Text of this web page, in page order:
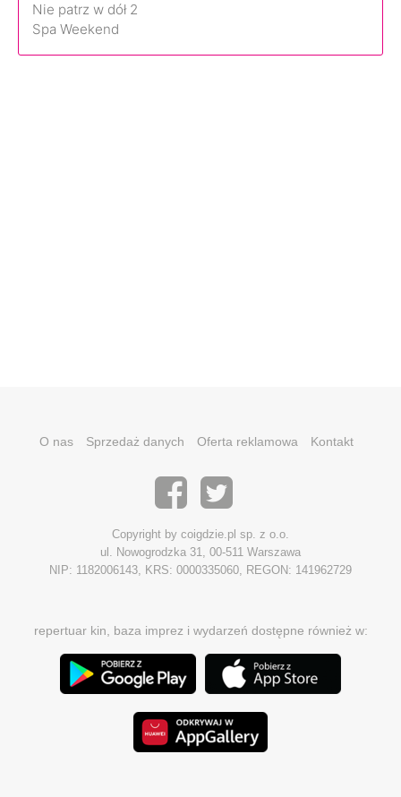
Nie patrz w dół 2
Spa Weekend
O nas Sprzedaż danych Oferta reklamowa Kontakt
Copyright by coigdzie.pl sp. z o.o.
ul. Nowogrodzka 31, 00-511 Warszawa
NIP: 1182006143, KRS: 0000335060, REGON: 141962729
repertuar kin, baza imprez i wydarzeń dostępne również w: